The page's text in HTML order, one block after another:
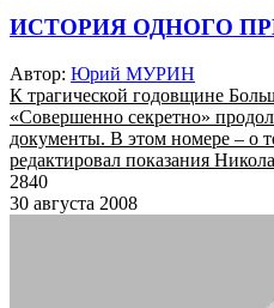
ИСТОРИЯ ОДНОГО
Автор: Юрий МУРИН
К трагической годовщине
«Совершенно секретно»
документы. В этом номере – о
редактировал показания
2840
30 августа 2008